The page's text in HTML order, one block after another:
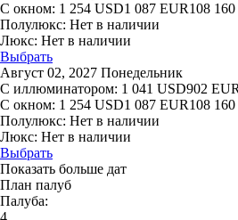
С окном: 1 254 USD1 087 EUR108 160
Полулюкс: Нет в наличии
Люкс: Нет в наличии
Выбрать
Август 02, 2027 Понедельник
С иллюминатором: 1 041 USD902 EUR
С окном: 1 254 USD1 087 EUR108 160
Полулюкс: Нет в наличии
Люкс: Нет в наличии
Выбрать
Показать больше дат
План палуб
Палуба:
4